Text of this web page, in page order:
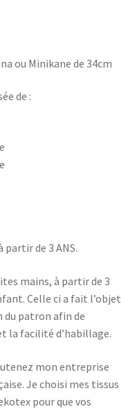
ou Minikane de 34cm
de :
de 3 ANS.
mains, à partir de 3
Celle ci a fait l’objet
du patron afin de
la facilité d’habillage.
mon entreprise
Je choisi mes tissus
pour que vos